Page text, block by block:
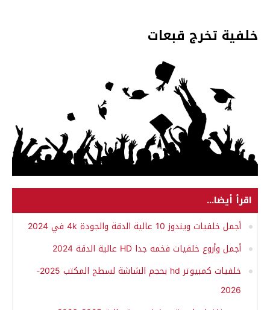
خلفية تخرج قبعات
اقرأ أيضا...
أجمل خلفيات ويندوز 10 عالية الدقة والجودة 4k في 2024
أجمل وأروع خلفيات فخمه جدا HD عالية الدقة 2024
خلفيات كمبيوتر hd بحجم الشاشة لسطح المكتب 2025-
2026